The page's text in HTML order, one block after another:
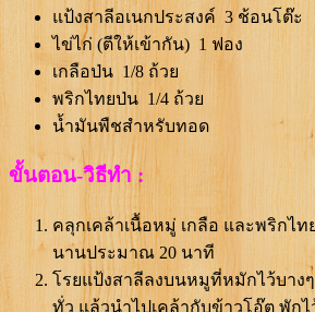
แป้งสาลีอเนกประสงค์ 3 ช้อนโต๊ะ
ไข่ไก่ (ตีให้เข้ากัน) 1 ฟอง
เกลือป่น 1/8 ถ้วย
พริกไทยป่น 1/4 ถ้วย
น้ำมันพืชสำหรับทอด
ขั้นตอน-วิธีทำ :
คลุกเคล้าเนื้อหมู่ เกลือ และพริกไท
นานประมาณ 20 นาที
โรยแป้งสาลีลงบนหมูที่หมักไว้บาง
ทั่ว แล้วนำไปเคล้ากับข้าวโอ๊ต พักไ